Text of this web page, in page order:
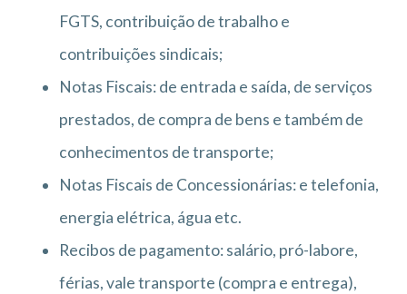
FGTS, contribuição de trabalho e
contribuições sindicais;
Notas Fiscais: de entrada e saída, de serviços
prestados, de compra de bens e também de
conhecimentos de transporte;
Notas Fiscais de Concessionárias: e telefonia,
energia elétrica, água etc.
Recibos de pagamento: salário, pró-labore,
férias, vale transporte (compra e entrega),